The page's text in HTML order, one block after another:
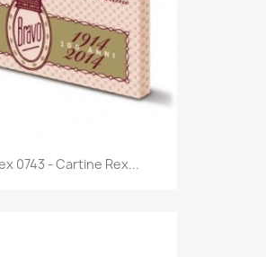
Anteprima
0743 - Cartine Rex...